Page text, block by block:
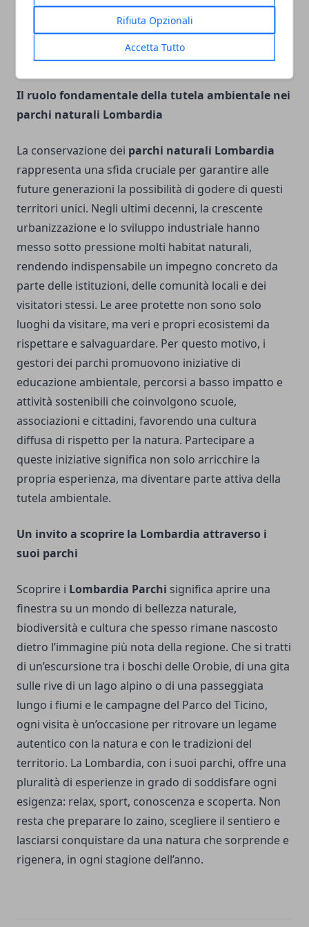
Rifiuta Opzionali
Accetta Tutto
boschi e dei prati, ospita ville storiche, giardini
all’italiana e piccoli nuclei rurali che raccontano la
storia della Brianza e delle sue trasformazioni.
Il ruolo fondamentale della tutela ambientale nei
parchi naturali Lombardia
La conservazione dei parchi naturali Lombardia
rappresenta una sfida cruciale per garantire alle
future generazioni la possibilità di godere di questi
territori unici. Negli ultimi decenni, la crescente
urbanizzazione e lo sviluppo industriale hanno
messo sotto pressione molti habitat naturali,
rendendo indispensabile un impegno concreto da
parte delle istituzioni, delle comunità locali e dei
visitatori stessi. Le aree protette non sono solo
luoghi da visitare, ma veri e propri ecosistemi da
rispettare e salvaguardare. Per questo motivo, i
gestori dei parchi promuovono iniziative di
educazione ambientale, percorsi a basso impatto e
attività sostenibili che coinvolgono scuole,
associazioni e cittadini, favorendo una cultura
diffusa di rispetto per la natura. Partecipare a
queste iniziative significa non solo arricchire la
propria esperienza, ma diventare parte attiva della
tutela ambientale.
Un invito a scoprire la Lombardia attraverso i
suoi parchi
Scoprire i Lombardia Parchi significa aprire una
finestra su un mondo di bellezza naturale,
biodiversità e cultura che spesso rimane nascosto
dietro l’immagine più nota della regione. Che si tratti
di un’escursione tra i boschi delle Orobie, di una gita
sulle rive di un lago alpino o di una passeggiata
lungo i fiumi e le campagne del Parco del Ticino,
ogni visita è un’occasione per ritrovare un legame
autentico con la natura e con le tradizioni del
territorio. La Lombardia, con i suoi parchi, offre una
pluralità di esperienze in grado di soddisfare ogni
esigenza: relax, sport, conoscenza e scoperta. Non
resta che preparare lo zaino, scegliere il sentiero e
lasciarsi conquistare da una natura che sorprende e
rigenera, in ogni stagione dell’anno.